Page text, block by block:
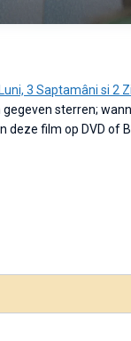
3 Saptamâni si 2
sterren;
film op DVD of